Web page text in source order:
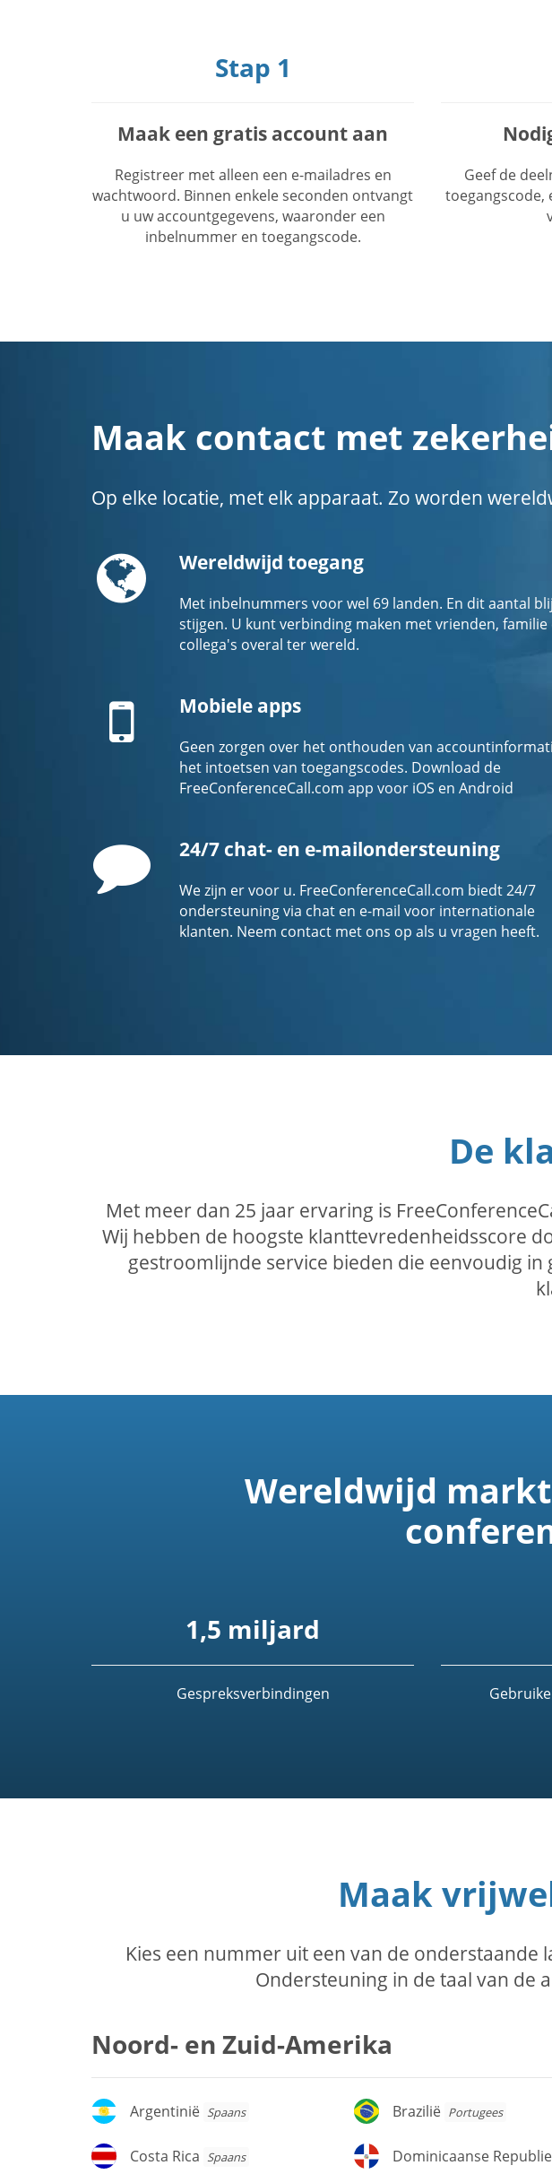
Stap 1
Maak een gratis account aan
Registreer met alleen een e-mailadres en
wachtwoord. Binnen enkele seconden ontvangt
u uw accountgegevens, waaronder een
inbelnummer en toegangscode.
Geef de
toegangscode,
Maak contact met
Op elke locatie, met elk apparaat. Zo worden
GlobeWereldwijd toegang
Met inbelnummers voor wel 69 landen. En dit aantal
stijgen. U kunt verbinding maken met vrienden, familie
collega's overal ter wereld.
Mobile Mobiele apps
Geen zorgen over het onthouden van
het intoetsen van toegangscodes. Download de
FreeConferenceCall.com app voor iOS en Android
Comment
24/7 chat- en e-mailondersteuning
We zijn er voor u. FreeConferenceCall.com biedt 24/7
ondersteuning via chat en e-mail voor internationale
klanten. Neem contact met ons op als u vragen heeft.
De
Met meer dan 25 jaar ervaring is
Wij hebben de hoogste klanttevredenheidsscore
gestroomlijnde service bieden die eenvoudig
Wereldwijd
1,5 miljard
Gespreksverbindingen
Maak
Kies een nummer uit een van de
Ondersteuning in de taal van de
Noord- en Zuid-Amerika
Argentinië
Argentinië Spaans Brazilië
Brazilië Portugees
Costa
Costa Rica Spaans
Dominicaanse
Dominicaanse